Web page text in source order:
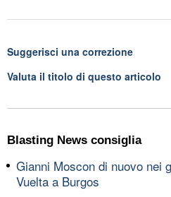
Suggerisci una correzione
Valuta il titolo di questo articolo
Blasting News consiglia
Gianni Moscon di nuovo nei
Vuelta a Burgos